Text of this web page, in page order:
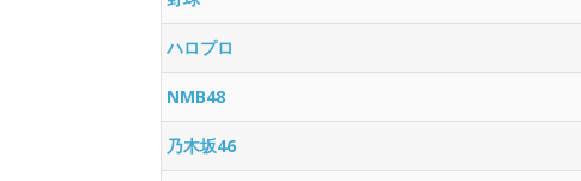
ハロプロ
NMB48
乃木坂46